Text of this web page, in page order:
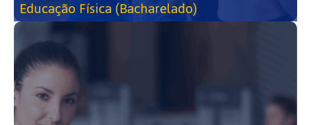
Educação Física (Bacharelado)